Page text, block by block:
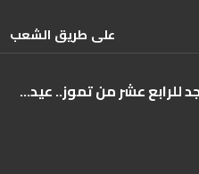
علی طریق الشعب
للرابع عشر من تموز.. عيد...